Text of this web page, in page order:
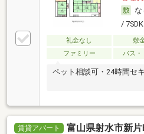
な
/
礼金なし 敷
ファミリー
バス・
ペット相談可・24時間セ
賃貸アパート 富山県射水市新